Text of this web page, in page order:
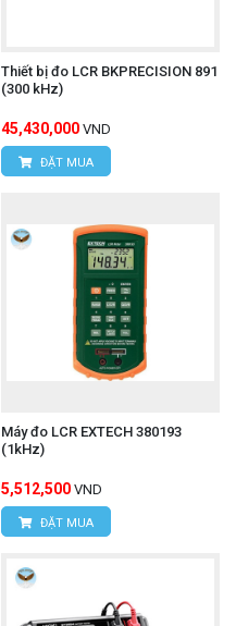
Thiết bị đo LCR BKPRECISION 891
(300 kHz)
45,430,000 VND
ĐẶT MUA
Máy đo LCR EXTECH 380193
(1kHz)
5,512,500 VND
ĐẶT MUA